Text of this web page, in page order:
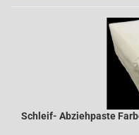
Schleif- Abziehpaste